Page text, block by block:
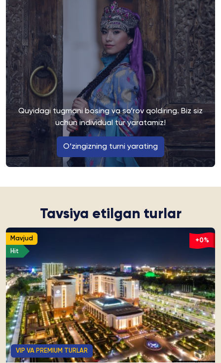
Quyidagi tugmani bosing va so‘rov qoldiring. Biz siz
uchun individual tur yaratamiz!
O‘zingizning turni yarating
Tavsiya etilgan turlar
Mavjud
Hit
+0%
VIP VA PREMIUM TURLAR